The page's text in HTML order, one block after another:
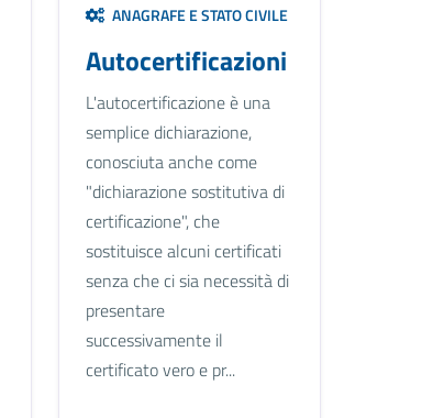
ANAGRAFE E STATO CIVILE
Autocertificazioni
L'autocertificazione è una
semplice dichiarazione,
conosciuta anche come
"dichiarazione sostitutiva di
certificazione", che
sostituisce alcuni certificati
senza che ci sia necessità di
presentare
successivamente il
certificato vero e pr...